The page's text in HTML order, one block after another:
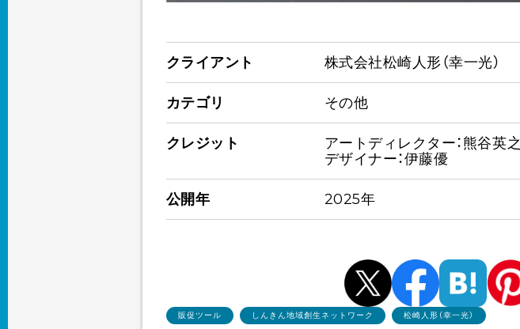
クライアント 株式会社松崎人形（幸一光）
カテゴリ その他
クレジット
アートディレクター：熊谷英之
デザイナー：伊藤優
公開年 2025年
販促ツール しんきん地域創生ネットワーク 松崎人形（幸一光）